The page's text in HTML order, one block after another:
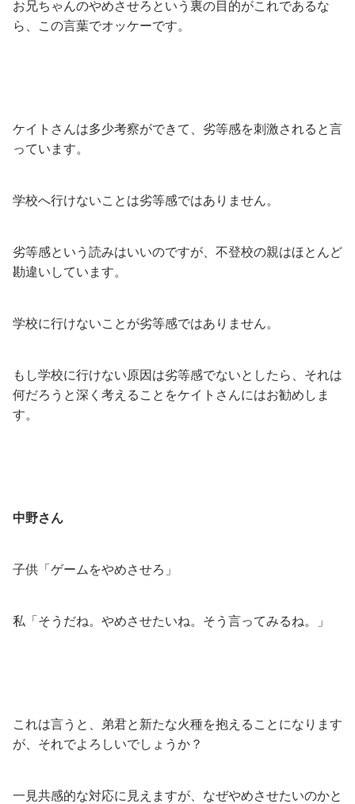
お兄ちゃんのやめさせろという裏の目的がこれであるな
ら、この言葉でオッケーです。
ケイトさんは多少考察ができて、劣等感を刺激されると言
っています。
学校へ行けないことは劣等感ではありません。
劣等感という読みはいいのですが、不登校の親はほとんど
勘違いしています。
学校に行けないことが劣等感ではありません。
もし学校に行けない原因は劣等感でないとしたら、それは
何だろうと深く考えることをケイトさんにはお勧めしま
す。
中野さん
子供「ゲームをやめさせろ」
私「そうだね。やめさせたいね。そう言ってみるね。」
これは言うと、弟君と新たな火種を抱えることになります
が、それでよろしいでしょうか？
一見共感的な対応に見えますが、なぜやめさせたいのかと